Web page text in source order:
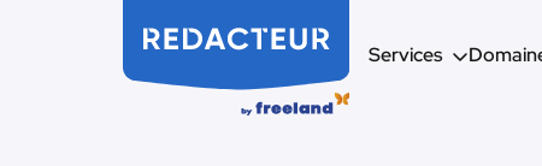
Services